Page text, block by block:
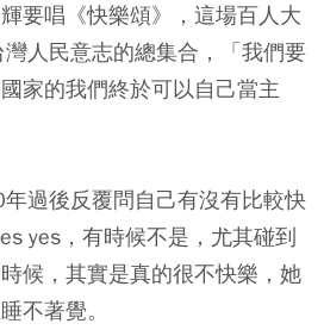
要唱《快樂頌》，這場百人大
人民意志的總集合，「我們要
家的我們終於可以自己當主
過後反覆問自己有沒有比較快
yes，有時候不是，尤其碰到
候，其實是真的很不快樂，她
不著覺。